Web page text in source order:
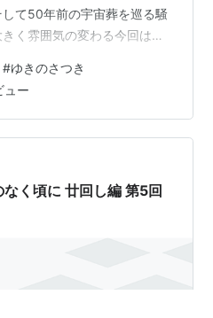
て50年前の宇宙葬を巡る騒
く雰囲気の変わる今回はし
#ゆきのさつき
ュー
なく頃に 廿回し編 第5回